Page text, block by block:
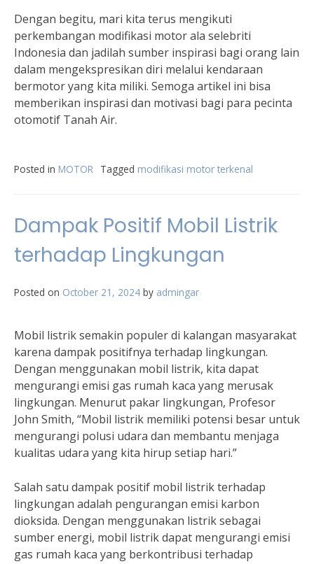
Dengan begitu, mari kita terus mengikuti
perkembangan modifikasi motor ala selebriti
Indonesia dan jadilah sumber inspirasi bagi orang lain
dalam mengekspresikan diri melalui kendaraan
bermotor yang kita miliki. Semoga artikel ini bisa
memberikan inspirasi dan motivasi bagi para pecinta
otomotif Tanah Air.
Posted in MOTOR Tagged modifikasi motor terkenal
Dampak Positif Mobil Listrik
terhadap Lingkungan
Posted on October 21, 2024 by admingar
Mobil listrik semakin populer di kalangan masyarakat
karena dampak positifnya terhadap lingkungan.
Dengan menggunakan mobil listrik, kita dapat
mengurangi emisi gas rumah kaca yang merusak
lingkungan. Menurut pakar lingkungan, Profesor
John Smith, “Mobil listrik memiliki potensi besar untuk
mengurangi polusi udara dan membantu menjaga
kualitas udara yang kita hirup setiap hari.”
Salah satu dampak positif mobil listrik terhadap
lingkungan adalah pengurangan emisi karbon
dioksida. Dengan menggunakan listrik sebagai
sumber energi, mobil listrik dapat mengurangi emisi
gas rumah kaca yang berkontribusi terhadap